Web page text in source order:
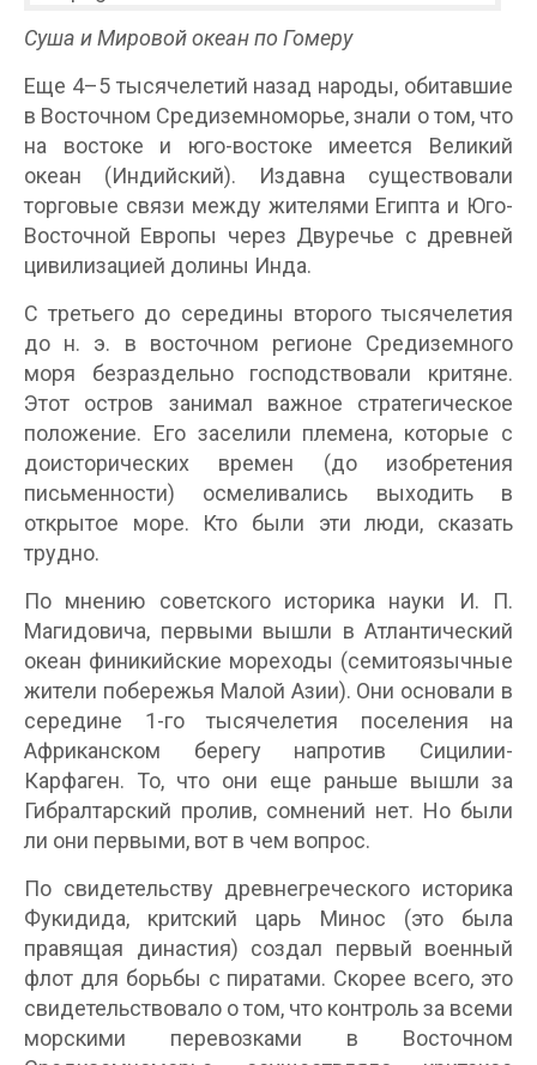
Суша и Мировой океан по Гомеру
Еще 4–5 тысячелетий назад народы, обитавшие
в Восточном Средиземноморье, знали о том, что
на востоке и юго-востоке имеется Великий
океан (Индийский). Издавна существовали
торговые связи между жителями Египта и Юго-
Восточной Европы через Двуречье с древней
цивилизацией долины Инда.
С третьего до середины второго тысячелетия
до н. э. в восточном регионе Средиземного
моря безраздельно господствовали критяне.
Этот остров занимал важное стратегическое
положение. Его заселили племена, которые с
доисторических времен (до изобретения
письменности) осмеливались выходить в
открытое море. Кто были эти люди, сказать
трудно.
По мнению советского историка науки И. П.
Магидовича, первыми вышли в Атлантический
океан финикийские мореходы (семитоязычные
жители побережья Малой Азии). Они основали в
середине 1-го тысячелетия поселения на
Африканском берегу напротив Сицилии-
Карфаген. То, что они еще раньше вышли за
Гибралтарский пролив, сомнений нет. Но были
ли они первыми, вот в чем вопрос.
По свидетельству древнегреческого историка
Фукидида, критский царь Минос (это была
правящая династия) создал первый военный
флот для борьбы с пиратами. Скорее всего, это
свидетельствовало о том, что контроль за всеми
морскими перевозками в Восточном